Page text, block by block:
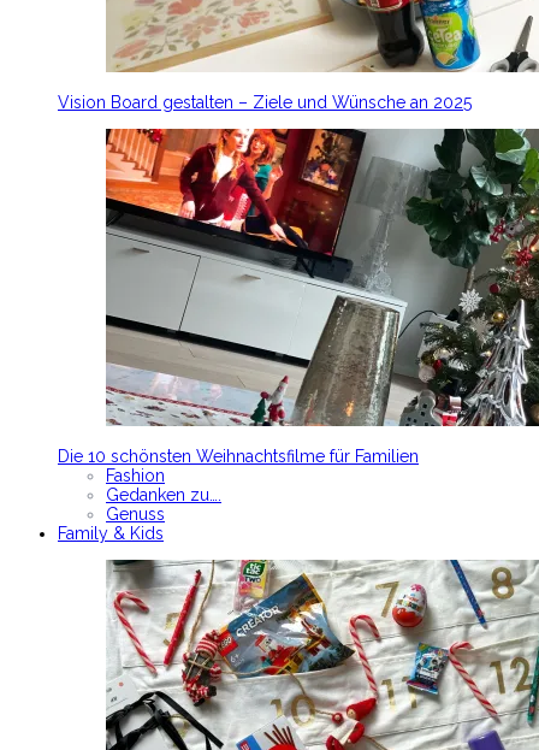
Vision Board gestalten – Ziele und Wünsche an 2025
Die 10 schönsten Weihnachtsfilme für Familien
Fashion
Gedanken zu….
Genuss
Family & Kids